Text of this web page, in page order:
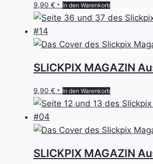
9,90 € * In den Warenkorb
SLICKPIX MAGAZIN
9,90 € * In den Warenkorb
SLICKPIX MAGAZIN